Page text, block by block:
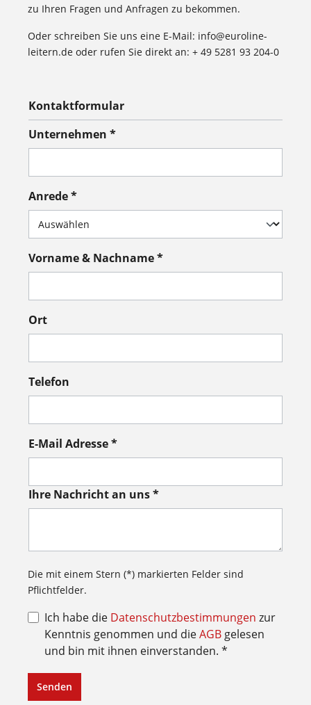
zu Ihren Fragen und Anfragen zu bekommen.
Oder schreiben Sie uns eine E-Mail: info@euroline-
leitern.de oder rufen Sie direkt an: + 49 5281 93 204-0
Kontaktformular
Unternehmen *
Anrede *
Vorname & Nachname *
Ort
Telefon
E-Mail Adresse *
Ihre Nachricht an uns *
Die mit einem Stern (*) markierten Felder sind
Pflichtfelder.
Ich habe die Datenschutzbestimmungen zur
Kenntnis genommen und dieAGB gelesen
und bin mit ihnen einverstanden. *
Senden